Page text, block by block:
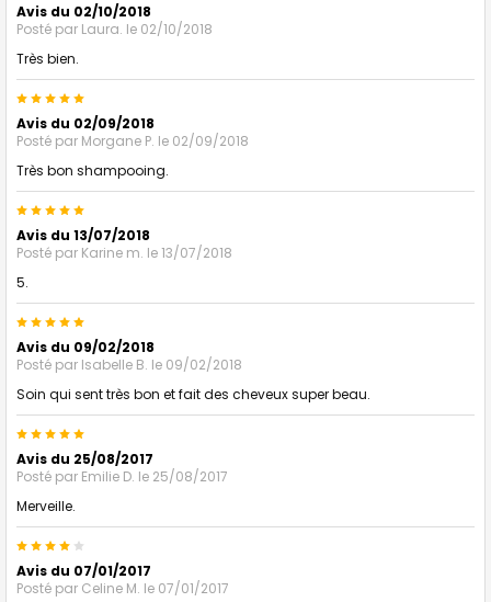
Avis du 02/10/2018
Posté par Laura. le 02/10/2018
Très bien.
5
Avis du 02/09/2018
Posté par Morgane P. le 02/09/2018
Très bon shampooing.
5
Avis du 13/07/2018
Posté par Karine m. le 13/07/2018
5.
5
Avis du 09/02/2018
Posté par Isabelle B. le 09/02/2018
Soin qui sent très bon et fait des cheveux super beau.
5
Avis du 25/08/2017
Posté par Emilie D. le 25/08/2017
Merveille.
Avis du 07/01/2017
Posté par Celine M. le 07/01/2017